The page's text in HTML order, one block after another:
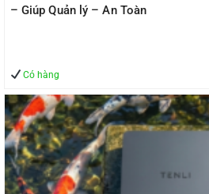
– Giúp Quản lý – An Toàn
Có hàng